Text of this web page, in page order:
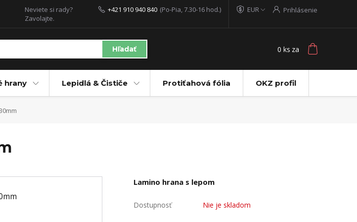
EUR Prihlásenie
Hľadať
Neviete si rady?
Zavolajte.
+421 910 940 840 (Po-Pia, 7.30-16 hod.)
0 ks za
hrany Lepidlá & Čističe Protiťahová fólia OKZ profil
Lamino hrana s lepom
Dostupnosť Nie je skladom